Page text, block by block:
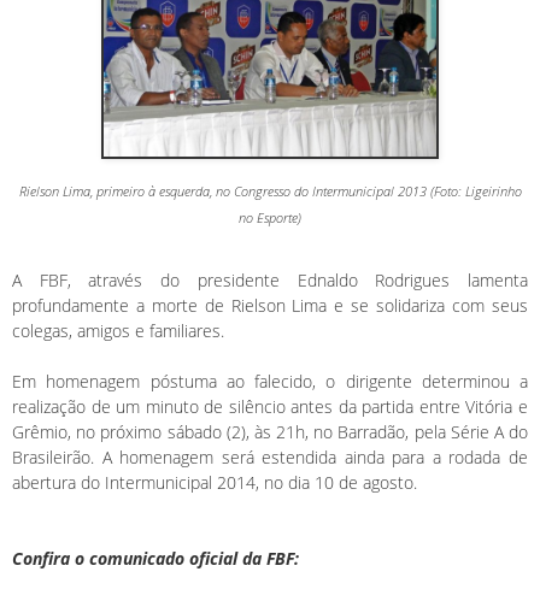
Rielson Lima, primeiro à esquerda, no Congresso do Intermunicipal 2013 (Foto: Ligeirinho
no Esporte)
A FBF, através do presidente Ednaldo Rodrigues lamenta
profundamente a morte de Rielson Lima e se solidariza com seus
colegas, amigos e familiares.
Em homenagem póstuma ao falecido, o dirigente determinou a
realização de um minuto de silêncio antes da partida entre Vitória e
Grêmio, no próximo sábado (2), às 21h, no Barradão, pela Série A do
Brasileirão. A homenagem será estendida ainda para a rodada de
abertura do Intermunicipal 2014, no dia 10 de agosto.
Confira o comunicado oficial da FBF: